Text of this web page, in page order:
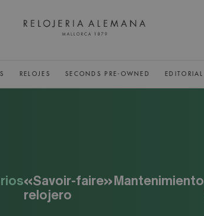
RELOJES SECONDS PRE-OWNED EDITORIAL
«Savoir-faire»
relojero
Mantenimiento